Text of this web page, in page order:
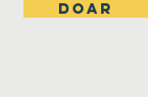
DOAR